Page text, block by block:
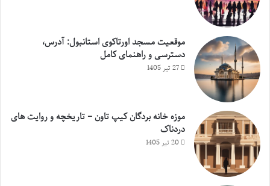
موقعیت مسجد اورتاکوی استانبول: آدرس،
دسترسی و راهنمای کامل
27 تیر 1405
موزه خانه بردگان کیپ تاون – تاریخچه و روایت های
دردناک
20 تیر 1405